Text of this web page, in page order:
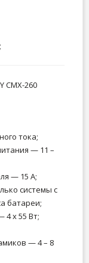
CMX-260
тока;
— 11 –
— 15 А;
системы с
батареи;
x 55 Вт;
— 4 – 8